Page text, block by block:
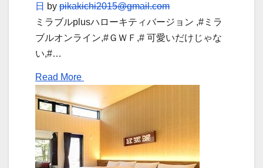
日 by pikakichi2015@gmail.com
ミラブルplusハローキティバージョン ,#ミラ
ブルオンライン,#ＧＷＦ,# 可愛いだけじゃな
い,#…
Read More